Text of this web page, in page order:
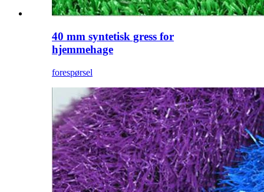
40 mm syntetisk gress for
hjemmehage
forespørsel